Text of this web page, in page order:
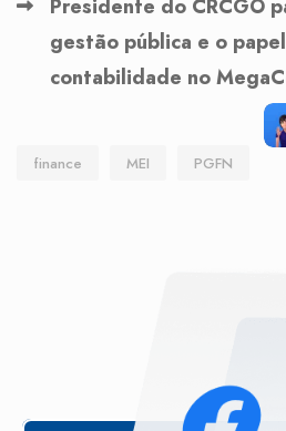
Presidente do CRCGO
gestão pública e o
contabilidade no
finance MEI PGFN